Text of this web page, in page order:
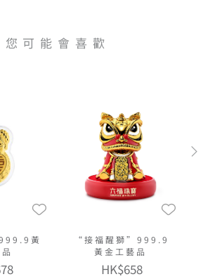
您可能會喜歡
黃
“接福醒獅”999.9
黃金工藝品
HK$658